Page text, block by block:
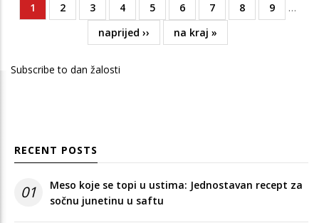
Pagination
Current
page
1 Page
2 Page
3 Page
4 Page
5 Page
6 Page
7 Page
8 Page
9
…
Next
page
naprijed ››
Last
page
na kraj »
Subscribe to dan žalosti
RECENT POSTS
01
Meso koje se topi u ustima: Jednostavan recept za
sočnu junetinu u saftu